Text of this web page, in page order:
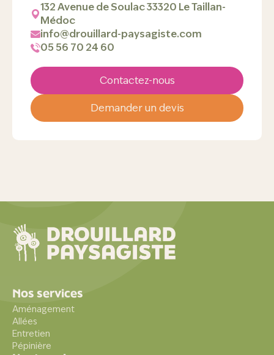
132 Avenue de Soulac 33320 Le Taillan-
Médoc
info@drouillard-paysagiste.com
05 56 70 24 60
Contactez-nous
Demander un devis
Nos services
Aménagement
Allées
Entretien
Pépinière